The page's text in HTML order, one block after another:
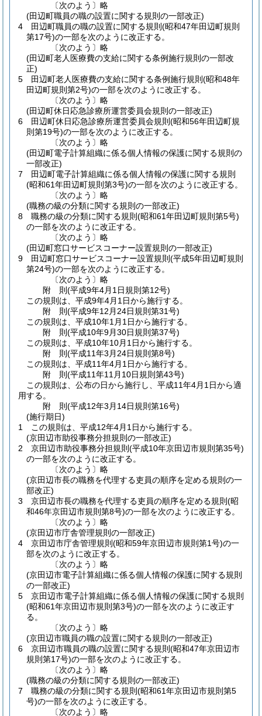
〔次のよう〕略
(田辺町職員の職の設置に関する規則の一部改正)
4
田辺町職員の職の設置に関する規則 (昭和47年田辺町規則
第17号)の一部を次のように改正する。
〔次のよう〕略
(田辺町老人医療費の支給に関する条例施行規則の一部改
正)
5
田辺町老人医療費の支給に関する条例施行規則 (昭和48年
田辺町規則第2号)の一部を次のように改正する。
〔次のよう〕略
(田辺町休日応急診療所運営委員会規則の一部改正)
6
田辺町休日応急診療所運営委員会規則 (昭和56年田辺町規
則第19号)の一部を次のように改正する。
〔次のよう〕略
(田辺町電子計算組織に係る個人情報の保護に関する規則の
一部改正)
7
田辺町電子計算組織に係る個人情報の保護に関する規則
(昭和61年田辺町規則第3号)の一部を次のように改正する。
〔次のよう〕略
(職務の級の分類に関する規則の一部改正)
8
職務の級の分類に関する規則 (昭和61年田辺町規則第5号)
の一部を次のように改正する。
〔次のよう〕略
(田辺町窓口サービスコーナー設置規則の一部改正)
9
田辺町窓口サービスコーナー設置規則 (平成5年田辺町規則
第24号)の一部を次のように改正する。
〔次のよう〕略
附 則(平成9年4月1日規則第12号)
この規則は、平成9年4月1日から施行する。
附 則(平成9年12月24日規則第31号)
この規則は、平成10年1月1日から施行する。
附 則(平成10年9月30日規則第37号)
この規則は、平成10年10月1日から施行する。
附 則(平成11年3月24日規則第8号)
この規則は、平成11年4月1日から施行する。
附 則(平成11年11月10日規則第43号)
この規則は、公布の日から施行し、平成11年4月1日から適
用する。
附 則(平成12年3月14日規則第16号)
(施行期日)
1
この規則は、平成12年4月1日から施行する。
(京田辺市助役事務分担規則の一部改正)
2
京田辺市助役事務分担規則 (平成10年京田辺市規則第35号)
の一部を次のように改正する。
〔次のよう〕略
(京田辺市長の職務を代理する吏員の順序を定める規則の一
部改正)
3
京田辺市長の職務を代理する吏員の順序を定める規則 (昭
和46年京田辺市規則第8号)の一部を次のように改正する。
〔次のよう〕略
(京田辺市庁舎管理規則の一部改正)
4
京田辺市庁舎管理規則 (昭和59年京田辺市規則第1号)の一
部を次のように改正する。
〔次のよう〕略
(京田辺市電子計算組織に係る個人情報の保護に関する規則
の一部改正)
5
京田辺市電子計算組織に係る個人情報の保護に関する規則
(昭和61年京田辺市規則第3号)の一部を次のように改正す
る。
〔次のよう〕略
(京田辺市職員の職の設置に関する規則の一部改正)
6
京田辺市職員の職の設置に関する規則 (昭和47年京田辺市
規則第17号)の一部を次のように改正する。
〔次のよう〕略
(職務の級の分類に関する規則の一部改正)
7
職務の級の分類に関する規則 (昭和61年京田辺市規則第5
号)の一部を次のように改正する。
〔次のよう〕略